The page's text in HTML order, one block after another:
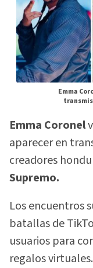
Emma
Emma Coronel
aparecer en
creadores
Supremo.
Los encuentros
batallas de
usuarios para
regalos virtuales.